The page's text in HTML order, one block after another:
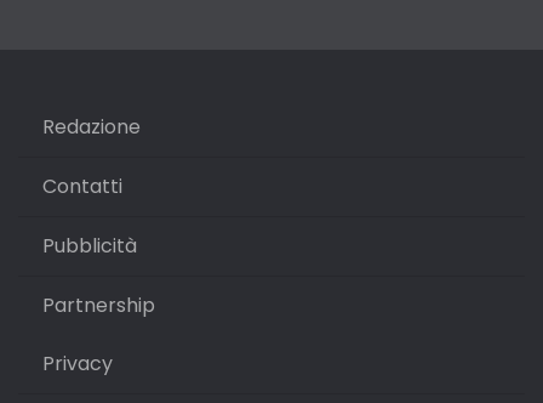
Redazione
Contatti
Pubblicità
Partnership
Privacy